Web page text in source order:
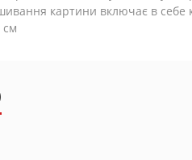
картини включає в себе
см